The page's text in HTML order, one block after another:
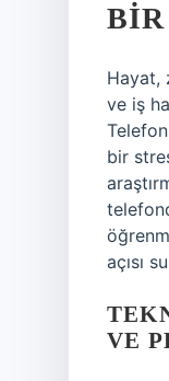
Hayat,
ve iş
bir
açısı
VE